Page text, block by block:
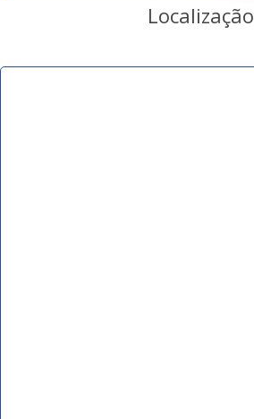
Localização